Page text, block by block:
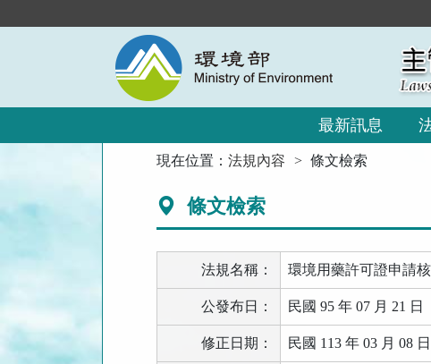
到
最新訊息
現在位置：法規內容 條文檢索
條文檢索
法規名稱： 環境用藥許可證申請
公發布日： 民國 95 年 07 月 21 日
修正日期： 民國 113 年 03 月 08 日